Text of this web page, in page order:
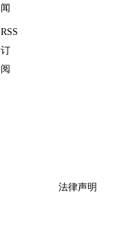
闻
RSS
订
阅
法律声明